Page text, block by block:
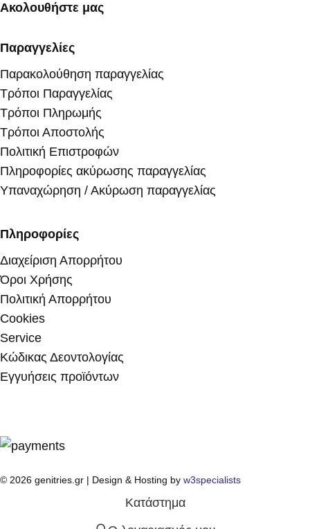
Ακολουθήστε μας
Παραγγελίες
Παρακολούθηση παραγγελίας
Τρόποι Παραγγελίας
Τρόποι Πληρωμής
Τρόποι Αποστολής
Πολιτική Επιστροφών
Πληροφορίες ακύρωσης παραγγελίας
Υπαναχώρηση / Ακύρωση παραγγελίας
Πληροφορίες
Διαχείριση Απορρήτου
Όροι Χρήσης
Πολιτική Απορρήτου
Cookies
Service
Κώδικας Δεοντολογίας
Εγγυήσεις προϊόντων
© 2026 genitries.gr | Design & Hosting by w3specialists
Κατάστημα